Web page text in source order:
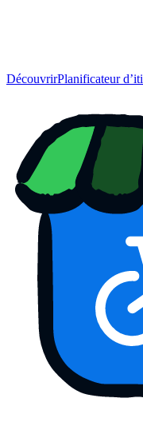
DécouvrirPlanificateur